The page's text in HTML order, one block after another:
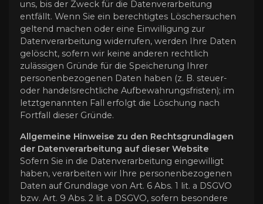
uns, bis der Zweck für die Datenverarbeitung
entfällt. Wenn Sie ein berechtigtes Löschersuchen
geltend machen oder eine Einwilligung zur
Datenverarbeitung widerrufen, werden Ihre Daten
gelöscht, sofern wir keine anderen rechtlich
zulässigen Gründe für die Speicherung Ihrer
personenbezogenen Daten haben (z. B. steuer-
oder handelsrechtliche Aufbewahrungsfristen); im
letztgenannten Fall erfolgt die Löschung nach
Fortfall dieser Gründe.
Allgemeine Hinweise zu den Rechtsgrundlagen
der Datenverarbeitung auf dieser Website
Sofern Sie in die Datenverarbeitung eingewilligt
haben, verarbeiten wir Ihre personenbezogenen
Daten auf Grundlage von Art. 6 Abs. 1 lit. a DSGVO
bzw. Art. 9 Abs. 2 lit. a DSGVO, sofern besondere